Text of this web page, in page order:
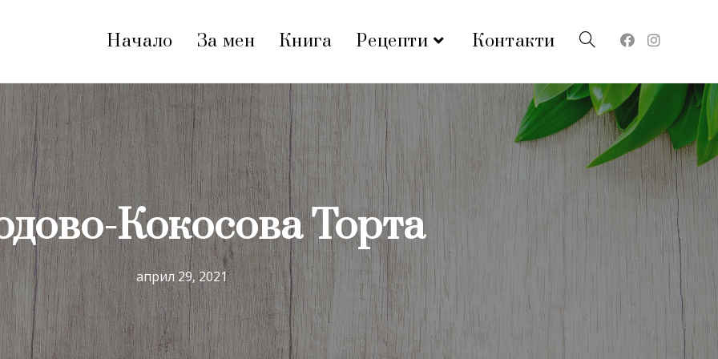
Начало За мен Книга Рецепти Контакти
Кокосова Торта
април 29, 2021